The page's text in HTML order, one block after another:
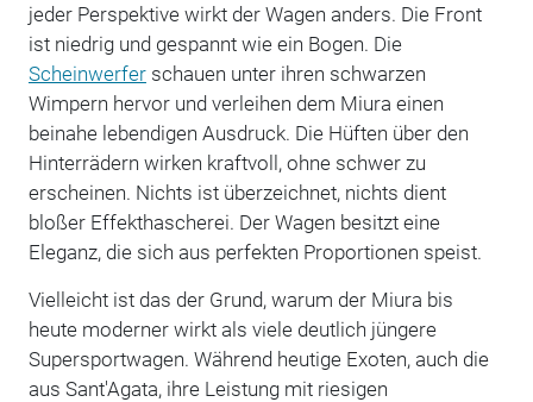
jeder Perspektive wirkt der Wagen anders. Die Front
ist niedrig und gespannt wie ein Bogen. Die
Scheinwerferschauen unter ihren schwarzen
Wimpern hervor und verleihen dem Miura einen
beinahe lebendigen Ausdruck. Die Hüften über den
Hinterrädern wirken kraftvoll, ohne schwer zu
erscheinen. Nichts ist überzeichnet, nichts dient
bloßer Effekthascherei. Der Wagen besitzt eine
Eleganz, die sich aus perfekten Proportionen speist.
Vielleicht ist das der Grund, warum der Miura bis
heute moderner wirkt als viele deutlich jüngere
Supersportwagen. Während heutige Exoten, auch die
aus Sant'Agata, ihre Leistung mit riesigen